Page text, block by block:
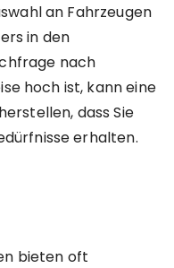
an Fahrzeugen
in den
nach
hoch ist, kann eine
dass Sie
erhalten.
bieten oft